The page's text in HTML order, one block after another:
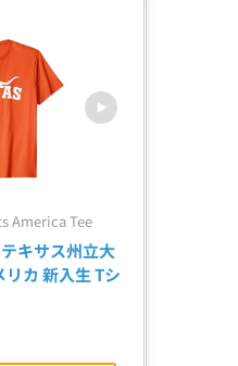
America Tee
キサス州立大
リカ 新入生 Tシ